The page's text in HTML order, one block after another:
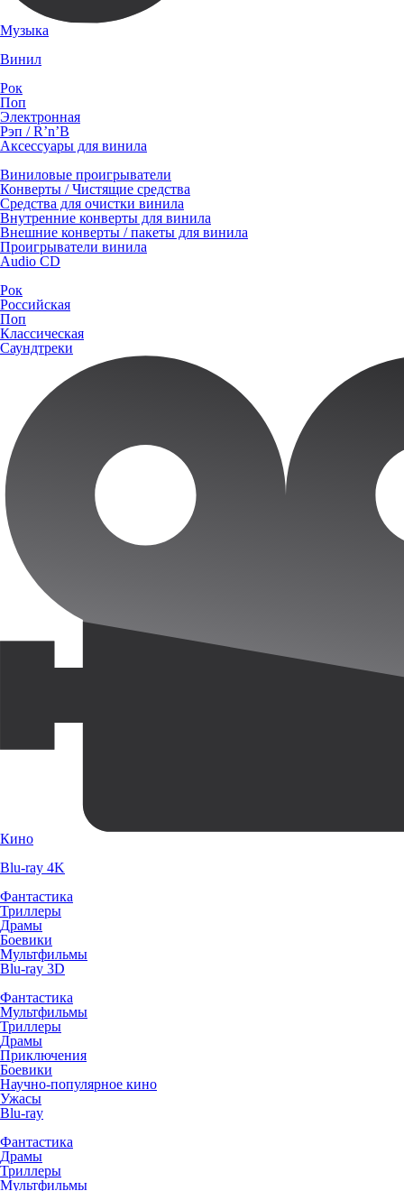
Музыка
Винил
Рок
Поп
Электронная
Рэп / R’n’B
Аксессуары для винила
Виниловые проигрыватели
Конверты / Чистящие средства
Средства для очистки винила
Внутренние конверты для винила
Внешние конверты / пакеты для винила
Проигрыватели винила
Audio CD
Рок
Российская
Поп
Классическая
Саундтреки
Кино
Blu-ray 4K
Фантастика
Триллеры
Драмы
Боевики
Мультфильмы
Blu-ray 3D
Фантастика
Мультфильмы
Триллеры
Драмы
Приключения
Боевики
Научно-популярное кино
Ужасы
Blu-ray
Фантастика
Драмы
Триллеры
Мультфильмы